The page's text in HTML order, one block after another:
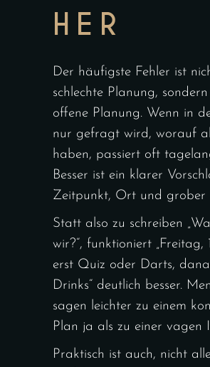
HER
Der häufigste Fehler ist
schlechte Planung,
offene Planung. Wenn in
nur gefragt wird, worauf
haben, passiert oft
Besser ist ein klarer
Zeitpunkt, Ort und grober
Statt also zu schreiben
wir?“, funktioniert „Freitag,
erst Quiz oder Darts,
Drinks“ deutlich besser.
sagen leichter zu einem
Plan ja als zu einer vagen
Praktisch ist auch, nicht